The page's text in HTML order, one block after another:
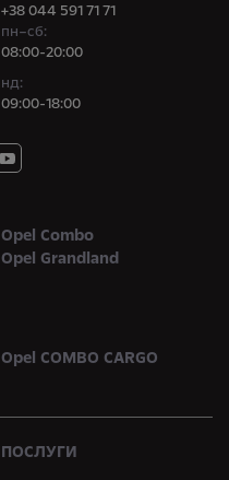
+38 044 591 71 71
пн–сб:
08:00-20:00
нд:
09:00-18:00
Opel Combo
Opel Grandland
Opel COMBO CARGO
ПОСЛУГИ